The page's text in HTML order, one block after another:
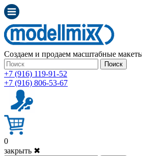
Создаем и продаем масштабные
Поиск
+7 (916) 119-91-52
+7 (916) 806-53-67
0
закрыть ✖